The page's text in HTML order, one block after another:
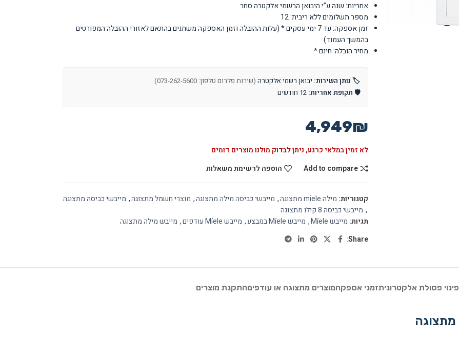
אחריות: שנה ע”י היבואן הרשמי אלקטרה סחר
מספר תשלומים ללא ריבית: 12
זמן אספקה: עד 7 ימי עסקים * (עלות ההובלה וזמן האספקה משתנים בהתאם לאזורי ההובלה המפורטים
בהמשך העמוד)
מחיר הובלה: חינם *
🏷️ נותן השירות: יבואן רשמי אלקטרה (שירות פלרום טלפון: 073-262-5600)
🛡️ תקופת אחריות:
4,949₪
לא זמין במלאי כרגע, ניתן לבדוק מולנו מוצרים דומים
Add to compare
הוספה לרשימת משאלות
קטגוריות: מילה miele מתצוגה , מייבשי כביסה מילה מתצוגה, מוצרי חשמל מתצוגה, מייבשי כביסה מתצוגה
, מייבשי כביסה 8 קילו מתצוגה
תגיות: מייבש Míele , מייבש Míele במבצע , מייבש Míele עודפים , מייבש מילה מתצוגה
Share:
פינוי פסולת אלקטרוניתזמני אספקהמוצרים מתצוגה או עודפיםהתקנת מוצרים